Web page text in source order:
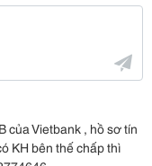
của Vietbank , hồ sơ tín
KH bên thế chấp thì